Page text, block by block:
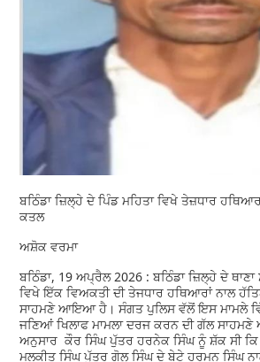
ਬਠਿੰਡਾ ਜ਼ਿਲ੍ਹੇ ਦੇ ਪਿੰਡ ਮਹਿਤਾ ਵਿਖੇ ਤੇਜ਼ਧਾਰ
ਕਤਲ
ਅਸ਼ੋਕ ਵਰਮਾ
ਬਠਿੰਡਾ, 19 ਅਪ੍ਰੈਲ 2026 : ਬਠਿੰਡਾ ਜ਼ਿਲ੍ਹੇ ਦੇ
ਵਿਖੇ ਇੱਕ ਵਿਅਕਤੀ ਦੀ ਤੇਜਧਾਰ ਹਥਿਆਰਾਂ ਨਾਲ
ਸਾਹਮਣੇ ਆਇਆ ਹੈ। ਸੰਗਤ ਪੁਲਿਸ ਵੱਲੋਂ ਇਸ ਮਾਮਲੇ
ਜਣਿਆਂ ਖਿਲਾਫ ਮਾਮਲਾ ਦਰਜ ਕਰਨ ਦੀ ਗੱਲ ਸਾਹਮਣੇ
ਅਨੁਸਾਰ ਕੌਰ ਸਿੰਘ ਪੁੱਤਰ ਹਰਨੇਕ ਸਿੰਘ ਨੂੰ ਸ਼ੱਕ ਸੀ
ਮਲਕੀਤ ਸਿੰਘ ਪੁੱਤਰ ਗੋਲੂ ਸਿੰਘ ਦੇ ਬੇਟੇ ਹਰਮਨ ਸਿੰਘ